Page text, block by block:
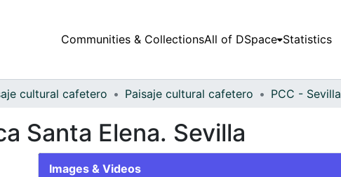
Communities & CollectionsAll of DSpace Statistics
cultural cafetero Paisaje cultural cafetero PCC - Sevilla
Santa Elena. Sevilla
Images & Videos